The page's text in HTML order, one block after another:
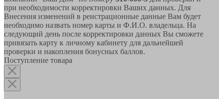
при необходимости корректировки Ваших данных. Для
Внесения изменений в реистрационные данные Вам будет
необходимо назвать номер карты и Ф.И.О. владельца. На
следующий день после корректировки данных Вы сможете
привязать карту к личному кабинету для дальнейшей
проверки и накопления бонусных баллов.
Поступление товара